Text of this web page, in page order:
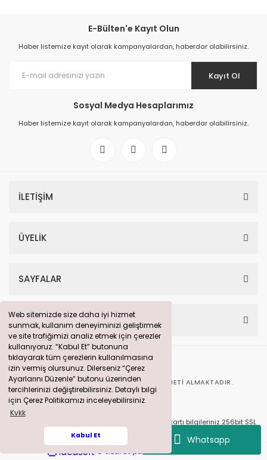
Web sitemizde size daha iyi hizmet
sunmak, kullanım deneyiminizi geliştirmek
ve site trafiğimizi analiz etmek için çerezler
kullanıyoruz. “Kabul Et” butonuna
tıklayarak tüm çerezlerin kullanılmasına
izin vermiş olursunuz. Dilerseniz “Çerez
Ayarlarını Düzenle” butonu üzerinden
tercihlerinizi değiştirebilirsiniz. Detaylı bilgi
için Çerez Politikamızı inceleyebilirsiniz.
Kvkk
Kabul Et
Web sitemizde size daha iyi hizmet
sunmak, kullanım deneyiminizi geliştirmek
ve site trafiğimizi analiz etmek için çerezler
kullanıyoruz. “Kabul Et” butonuna
tıklayarak tüm çerezlerin kullanılmasına
izin vermiş olursunuz. Dilerseniz “Çerez
Ayarlarını Düzenle” butonu üzerinden
tercihlerinizi değiştirebilirsiniz. Detaylı bilgi
için Çerez Politikamızı inceleyebilirsiniz.
Kvkk
Kabul Et Whatsapp
E-Bülten'e Kayıt Olun
Haber listemize kayıt olarak kampanyalardan, haberdar olabilirsiniz.
Kayıt Ol
Sosyal Medya Hesaplarımız
Haber listemize kayıt olarak kampanyalardan, haberdar olabilirsiniz.
İLETİŞİM
ÜYELİK
SAYFALAR
HESABIM
BU SITE360° DIJITAL PAZARLAMA HIZMETI ALMAKTADIR.
© solarpanelim.com Tüm Hakları Saklıdır. Kredi kartı bilgileriniz 256bit SSL
sertifikası ile korunmaktadır.
e-